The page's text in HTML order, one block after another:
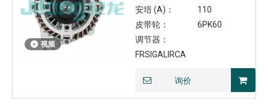
视频
安培 (A)：
110
皮带轮：
6PK60
调节器：
FRSIGALIRCA
询价